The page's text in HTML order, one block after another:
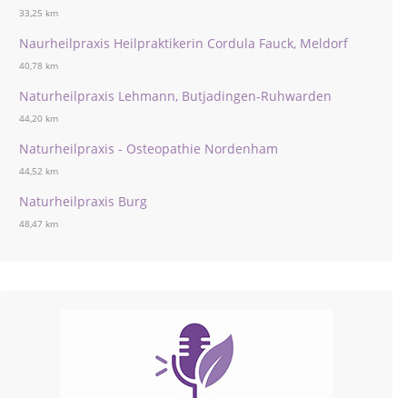
33,25 km
Naurheilpraxis Heilpraktikerin Cordula Fauck, Meldorf
40,78 km
Naturheilpraxis Lehmann, Butjadingen-Ruhwarden
44,20 km
Naturheilpraxis - Osteopathie Nordenham
44,52 km
Naturheilpraxis Burg
48,47 km